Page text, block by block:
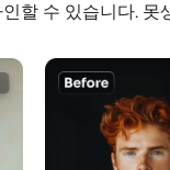
할 수 있습니다. 못